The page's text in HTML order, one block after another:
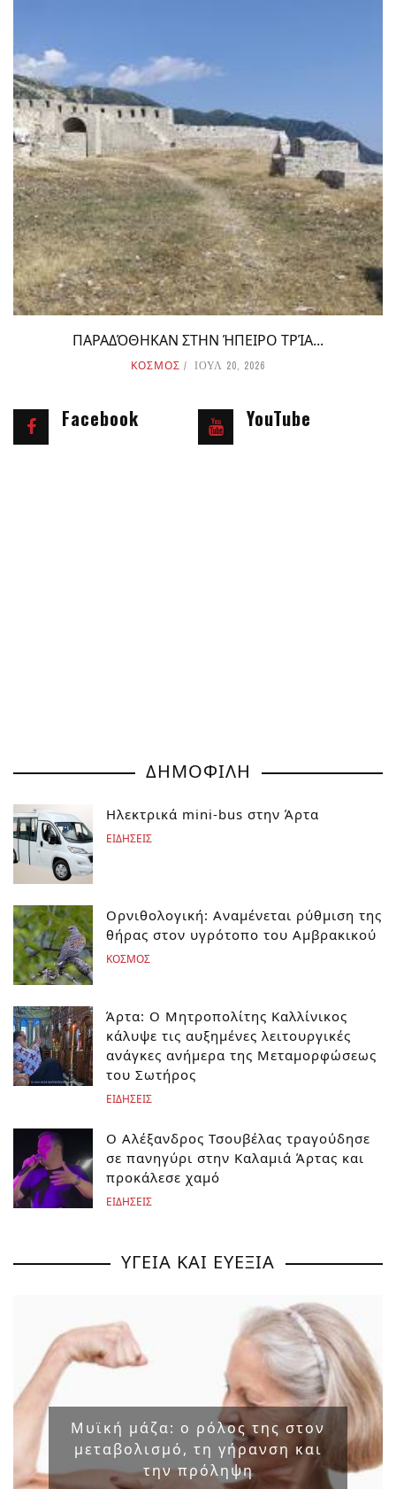
ΠΑΡΑΔΌΘΗΚΑΝ ΣΤΗΝ ΉΠΕΙΡΟ ΤΡΊΑ...
ΚΟΣΜΟΣ ΙΟΥΛ 20, 2026
Facebook YouTube
ΔΗΜΟΦΙΛΗ
Ηλεκτρικά mini-bus στην Άρτα
ΕΙΔΗΣΕΙΣ
Ορνιθολογική: Αναμένεται ρύθμιση της
θήρας στον υγρότοπο του Αμβρακικού
ΚΟΣΜΟΣ
Άρτα: Ο Μητροπολίτης Καλλίνικος
κάλυψε τις αυξημένες λειτουργικές
ανάγκες ανήμερα της Μεταμορφώσεως
του Σωτήρος
ΕΙΔΗΣΕΙΣ
Ο Αλέξανδρος Τσουβέλας τραγούδησε
σε πανηγύρι στην Καλαμιά Άρτας και
προκάλεσε χαμό
ΕΙΔΗΣΕΙΣ
ΥΓΕΙΑ ΚΑΙ ΕΥΕΞΙΑ
Μυϊκή μάζα: ο ρόλος της στον
μεταβολισμό, τη γήρανση και
την πρόληψη